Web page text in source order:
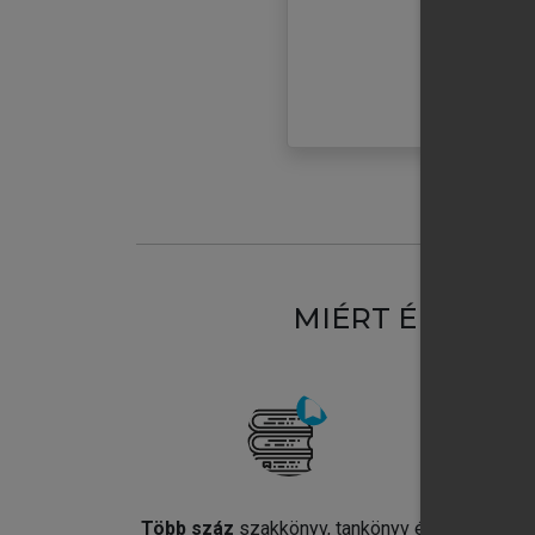
MIÉRT
Több száz szakkönyv, tankönyv és